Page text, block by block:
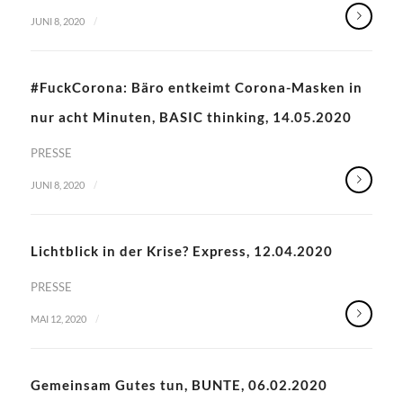
JUNI 8, 2020 /
#FuckCorona: Bäro entkeimt Corona-Masken in
nur acht Minuten, BASIC thinking, 14.05.2020
PRESSE
JUNI 8, 2020 /
Lichtblick in der Krise? Express, 12.04.2020
PRESSE
MAI 12, 2020 /
Gemeinsam Gutes tun, BUNTE, 06.02.2020